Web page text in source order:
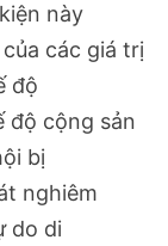
này
các giá trị
độ
độ cộng sản
bị
nghiêm
do di